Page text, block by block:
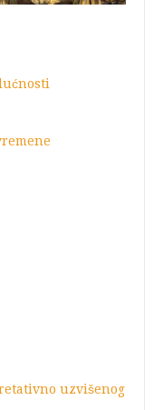
uzvišenog